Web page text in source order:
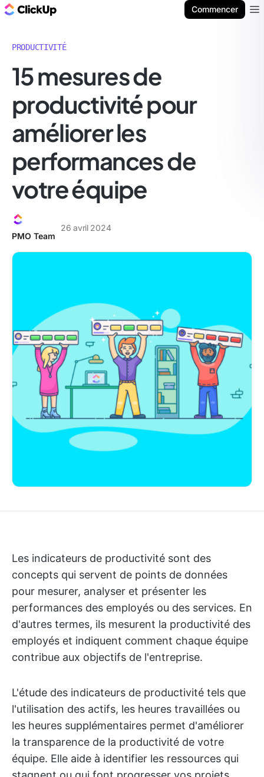
Commencer
PRODUCTIVITÉ
15 mesures de
productivité pour
améliorer les
performances de
votre équipe
PMO Team
26 avril 2024
Les indicateurs de productivité sont des
concepts qui servent de points de données
pour mesurer, analyser et présenter les
performances des employés ou des services. En
d'autres termes, ils mesurent la productivité des
employés et indiquent comment chaque équipe
contribue aux objectifs de l'entreprise.
L'étude des indicateurs de productivité tels que
l'utilisation des actifs, les heures travaillées ou
les heures supplémentaires permet d'améliorer
la transparence de la productivité de votre
équipe. Elle aide à identifier les ressources qui